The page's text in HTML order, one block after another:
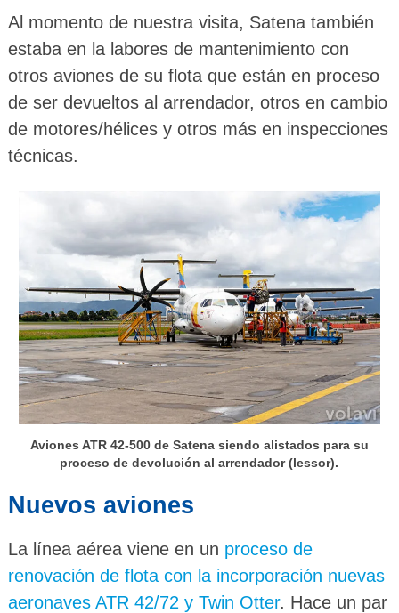
Al momento de nuestra visita, Satena también
estaba en la labores de mantenimiento con
otros aviones de su flota que están en proceso
de ser devueltos al arrendador, otros en cambio
de motores/hélices y otros más en inspecciones
técnicas.
Aviones ATR 42-500 de Satena siendo alistados para su
proceso de devolución al arrendador (lessor).
Nuevos aviones
La línea aérea viene en un proceso de
renovación de flota con la incorporación nuevas
aeronaves ATR 42/72 y Twin Otter. Hace un par